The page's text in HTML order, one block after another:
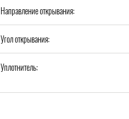
Направление открывания:
Угол открывания:
Уплотнитель: